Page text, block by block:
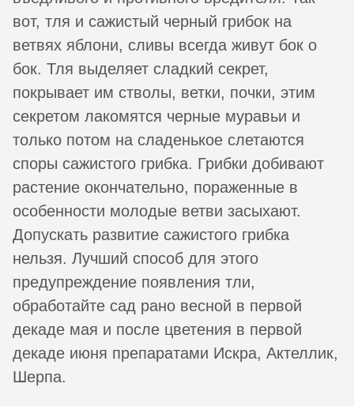
вот, тля и сажистый черный грибок на
ветвях яблони, сливы всегда живут бок о
бок. Тля выделяет сладкий секрет,
покрывает им стволы, ветки, почки, этим
секретом лакомятся черные муравьи и
только потом на сладенькое слетаются
споры сажистого грибка. Грибки добивают
растение окончательно, пораженные в
особенности молодые ветви засыхают.
Допускать развитие сажистого грибка
нельзя. Лучший способ для этого
предупреждение появления тли,
обработайте сад рано весной в первой
декаде мая и после цветения в первой
декаде июня препаратами Искра, Актеллик,
Шерпа.